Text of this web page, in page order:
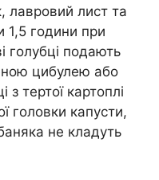
лавровий лист та
1,5 години при
голубці подають
цибулею або
тертої картоплі
головки капусти,
не кладуть